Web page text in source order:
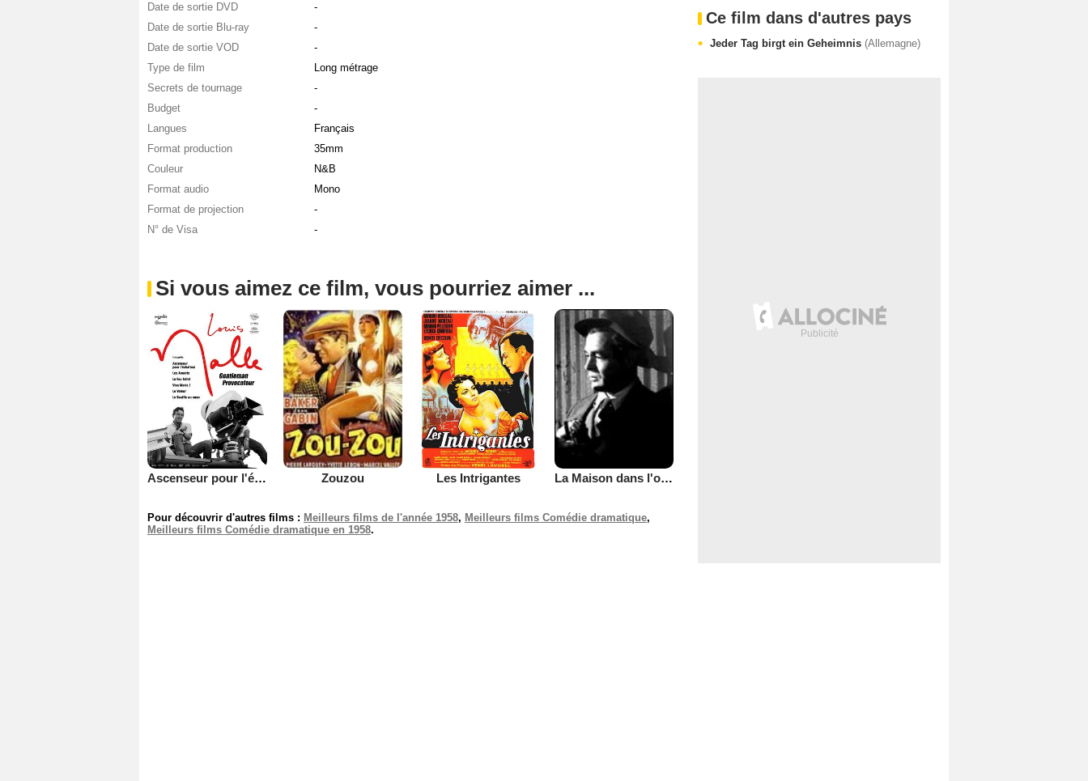
Date de sortie DVD
-
Date de sortie Blu-ray
-
Date de sortie VOD
-
Type de film
Long métrage
Secrets de tournage
-
Budget
-
Langues
Français
Format production
35mm
Couleur
N&B
Format audio
Mono
Format de projection
-
N° de Visa
-
Si vous aimez ce film, vous pourriez aimer ...
Ascenseur pour l'échafaud Zouzou Les Intrigantes La Maison dans l'ombre
Pour découvrir d'autres films : Meilleurs films de l'année 1958, Meilleurs films Comédie dramatique,
Meilleurs films Comédie dramatique en 1958.
Ce film dans d'autres pays
Jeder Tag birgt ein Geheimnis (Allemagne)